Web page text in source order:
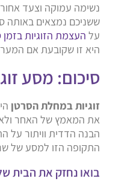
נשימה עמוקה וצעד
ששניכם נמצאים באותה
על העצמת הזוגיות בזמן
היא זו שקובעת אם
סיכום: מסע
זוגיות במחלת הסרטן
את המאמץ של האחר
הבנה הדדית וויתור על
התקופה הזו למסע של
בואו נחזק את הבית